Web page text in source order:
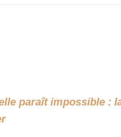
paraît impossible :